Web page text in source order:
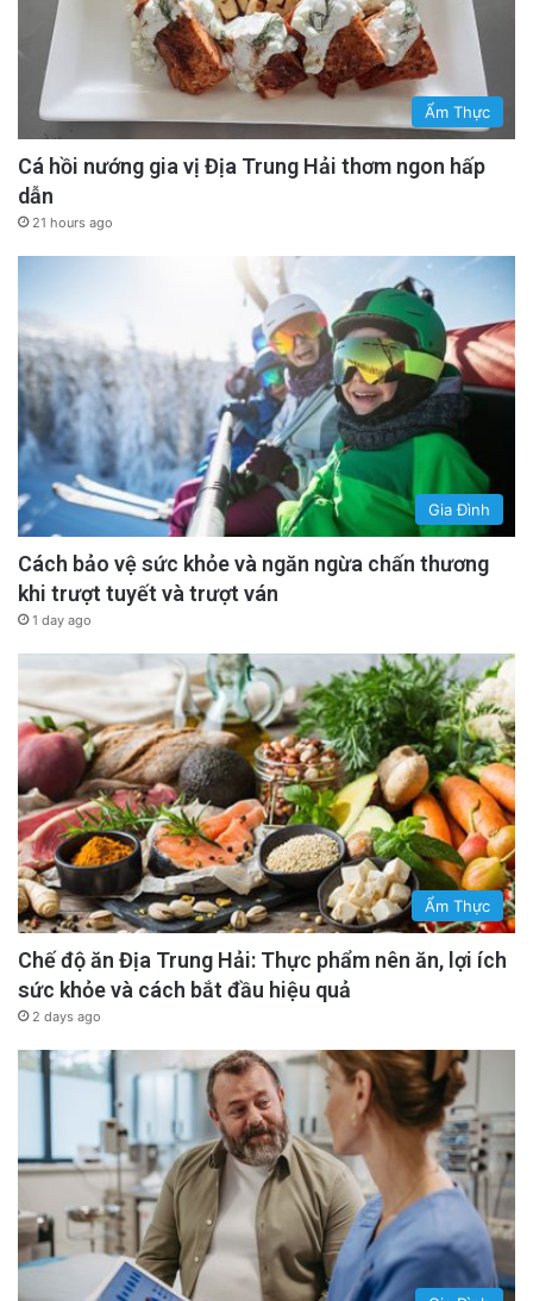
Ẩm Thực
Cá hồi nướng gia vị Địa Trung Hải thơm ngon hấp
dẫn
21 hours ago
Gia Đình
Cách bảo vệ sức khỏe và ngăn ngừa chấn thương
khi trượt tuyết và trượt ván
1 day ago
Ẩm Thực
Chế độ ăn Địa Trung Hải: Thực phẩm nên ăn, lợi ích
sức khỏe và cách bắt đầu hiệu quả
2 days ago